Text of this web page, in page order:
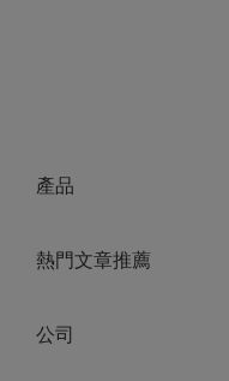
產品
熱門文章推薦
公司